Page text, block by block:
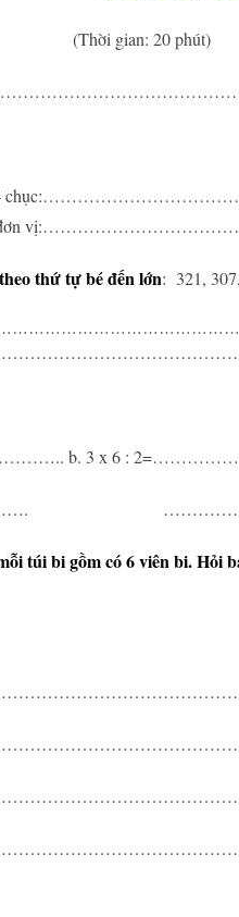
(Thời gian: 20 phút)
và 4
5 đơn
thứ tự bé đến lớn: 321,
b. 3 x 6 :
túi bi gồm có 6 viên bi. Hỏi